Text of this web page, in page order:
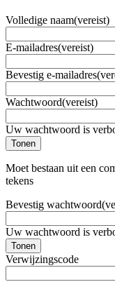
Volledige naam(vereist)
E-mailadres(vereist)
Bevestig e-mailadres
Wachtwoord(vereist)
Uw wachtwoord is
Tonen
Moet bestaan uit een
tekens
Bevestig wachtwoord
Uw wachtwoord is
Tonen
Verwijzingscode